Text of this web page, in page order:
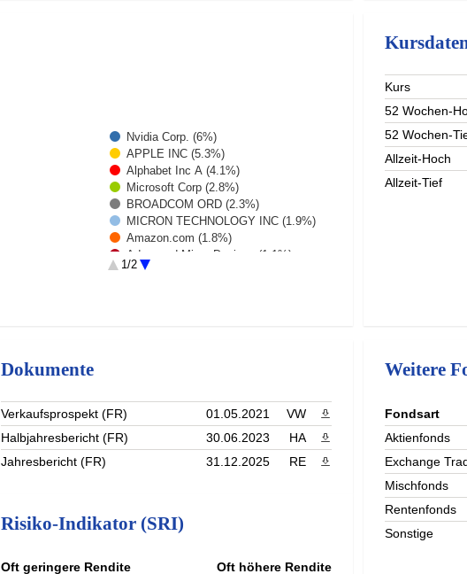
Nvidia Corp. (6%)
APPLE INC (5.3%)
Alphabet Inc A (4.1%)
Microsoft Corp (2.8%)
BROADCOM ORD (2.3%)
MICRON TECHNOLOGY INC (1.9%)
Amazon.com (1.8%)
Advanced Micro Devices (1.1%)
ELI LILLY and CO (1.1%)
1/2
Kurs
52 Wochen-
52 Wochen-
Allzeit-Hoch
Allzeit-Tief
Dokumente
Verkaufsprospekt (FR) 01.05.2021 VW
PDF herunterladen
Halbjahresbericht (FR)
30.06.2023 HA
PDF herunterladen
Jahresbericht (FR)
31.12.2025 RE PDF herunterladen
Risiko-Indikator (SRI)
Oft geringere Rendite Oft höhere Rendite
Weitere
Fondsart
Aktienfonds
Exchange
Mischfonds
Rentenfonds
Sonstige